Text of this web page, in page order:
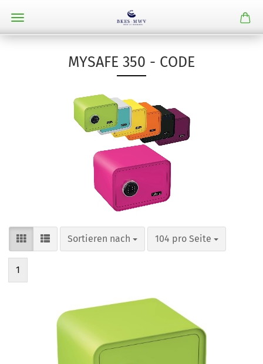
MYSAFE 350 - CODE
Sortieren nach
Sortieren nach 104 pro Seite
pro Seite
1